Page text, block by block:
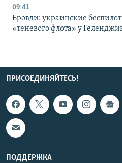
09:41
Бровди: украинские
«теневого флота» у
ПРИСОЕДИНЯЙТЕСЬ!
ПОДДЕРЖКА